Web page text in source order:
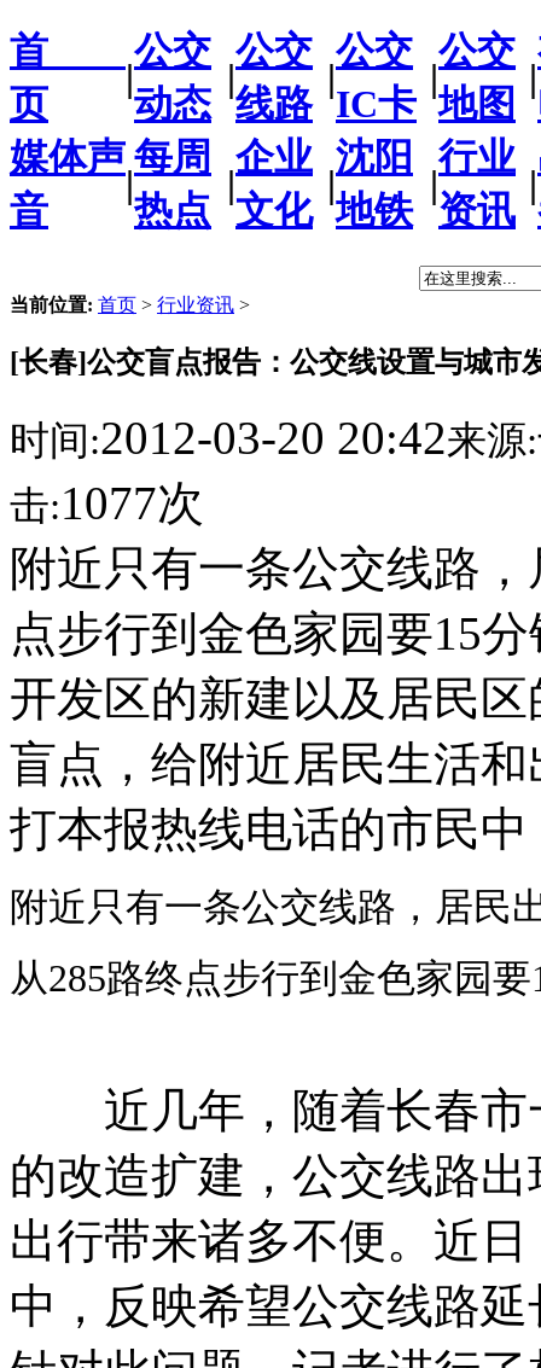
首
页
|
公交
动态
|
公交
线路
|
公交
IC卡
|
公交
地图
|
媒体声
音
|
每周
热点
|
企业
文化
|
沈阳
地铁
|
行业
资讯
|
当前位置: 首页 > 行业资讯 >
[长春]公交盲点报告：公交线设置与城市
时间:2012-03-20 20:42来源:
击:1077次
附近只有一条公交线路
点步行到金色家园要15
开发区的新建以及居民
盲点，给附近居民生活
打本报热线电话的市民
附近只有一条公交线路，居民
从285路终点步行到金色家园
近几年，随着长春市
的改造扩建，公交线路
出行带来诸多不便。近
中，反映希望公交线路